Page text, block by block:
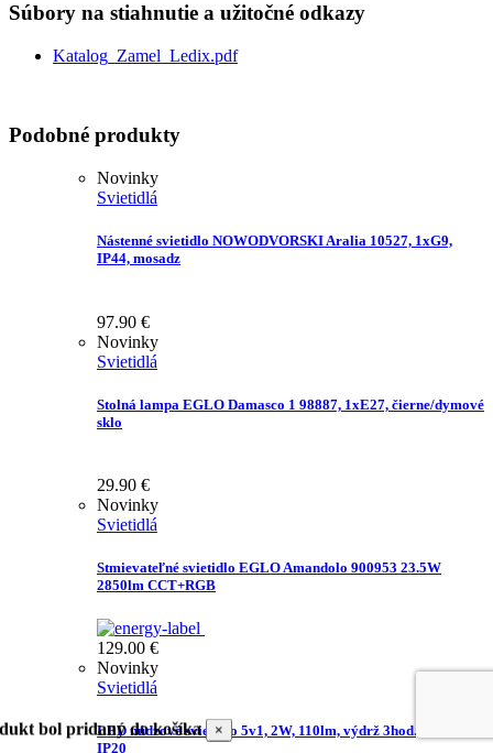
Súbory na stiahnutie a užitočné odkazy
Katalog_Zamel_Ledix.pdf
Podobné produkty
Novinky
Svietidlá
Nástenné svietidlo NOWODVORSKI Aralia 10527, 1xG9,
IP44, mosadz
97.90 €
Novinky
Svietidlá
Stolná lampa EGLO Damasco 1 98887, 1xE27, čierne/dymové
sklo
29.90 €
Novinky
Svietidlá
Stmievateľné svietidlo EGLO Amandolo 900953 23.5W
2850lm CCT+RGB
129.00 €
Novinky
Svietidlá
LED núdzové svietidlo 5v1, 2W, 110lm, výdrž 3hod., 6000K,
IP20
bol pridaný do košíka ×